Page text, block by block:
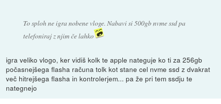
To sploh ne igra nobene vloge. Nabavi si 500gb nvme ssd pa
telefoniraj z njim če lahko
igra veliko vlogo, ker vidiš kolk te apple nateguje ko ti za 256gb
počasnejšega flasha računa tolk kot stane cel nvme ssd z dvakrat
več hitrejšega flasha in kontrolerjem... pa že pri tem ssdju te
nategnejo